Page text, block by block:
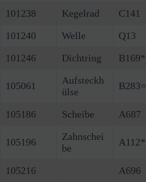
101238
Kegelrad C141
101240
Welle Q13
101246
Dichtring B169*
105061
Aufsteckh
ülse
B283=
105186 Scheibe A687
105196
Zahnschei
be
A112*
105216 A696